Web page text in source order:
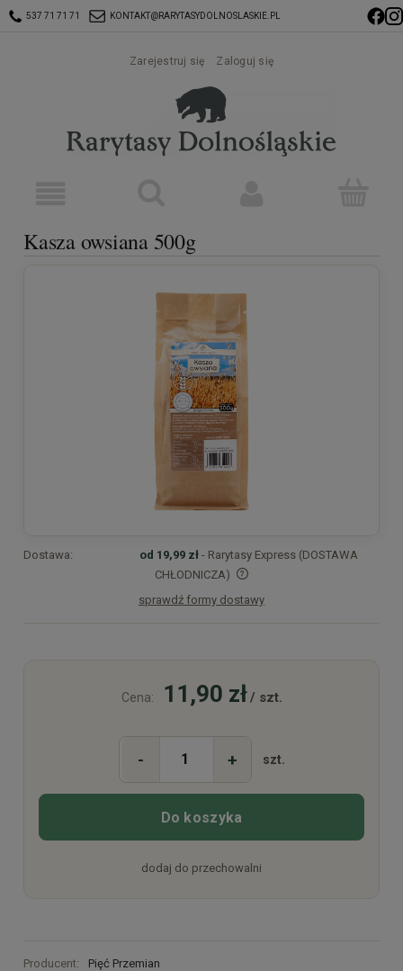
537 71 71 71 KONTAKT@RARYTASYDOLNOSLASKIE.PL
Zarejestruj się Zaloguj się
Kasza owsiana 500g
Dostawa: od 19,99 zł - Rarytasy Express (DOSTAWA
CHŁODNICZA)
Cena nie zawiera ewentualnych kosztów płatności
sprawdź formy dostawy
Cena: 11,90 zł/ szt.
- + szt.
Do koszyka
dodaj do przechowalni
Producent: Pięć Przemian